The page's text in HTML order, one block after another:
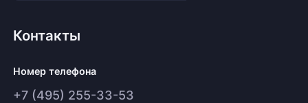
Контакты
Номер телефона
+7 (495) 255-33-53